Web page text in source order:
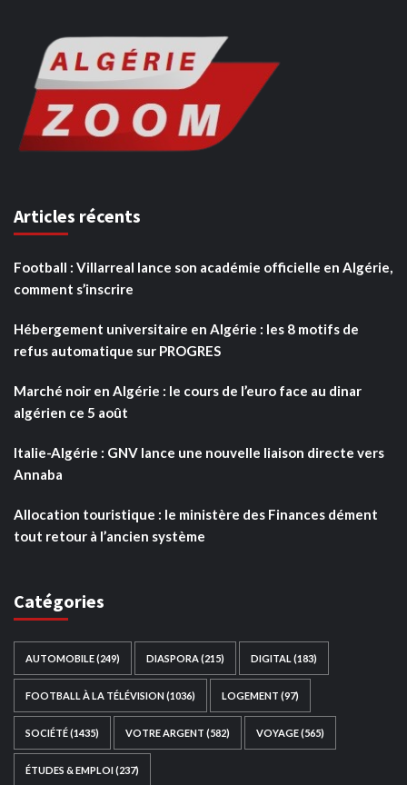
Articles récents
Football : Villarreal lance son académie officielle en Algérie,
comment s’inscrire
Hébergement universitaire en Algérie : les 8 motifs de
refus automatique sur PROGRES
Marché noir en Algérie : le cours de l’euro face au dinar
algérien ce 5 août
Italie-Algérie : GNV lance une nouvelle liaison directe vers
Annaba
Allocation touristique : le ministère des Finances dément
tout retour à l’ancien système
Catégories
AUTOMOBILE(249) DIASPORA (215) DIGITAL (183)
FOOTBALL À LA TÉLÉVISION(1036) LOGEMENT (97)
SOCIÉTÉ(1435) VOTRE ARGENT (582) VOYAGE(565)
ÉTUDES & EMPLOI(237)